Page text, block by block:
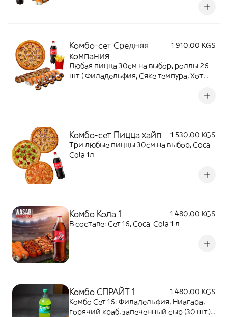
Комбо-сет Средняя
компания
1 910,00 KGS
Любая пицца 30см на выбор, роллы 26
шт ( Филадельфия, Сяке темпура, Хот
Комбо-сет Пицца хайп
1 530,00 KGS
Три любые пиццы 30см на выбор, Coca-
Cola 1л
Комбо Кола 1
1 480,00 KGS
В составе: Сет 16, Coca-Cola 1 л
Комбо СПРАЙТ 1
1 480,00 KGS
Комбо Сет 16: Филадельфия, Ниагара,
горячий краб, запеченный сыр (30 шт.) +